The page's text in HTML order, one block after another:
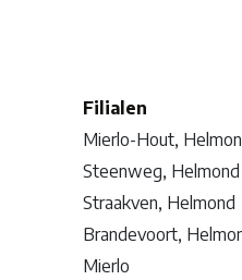
Filialen
Mierlo-Hout,
Steenweg, Helmond
Straakven, Helmond
Brandevoort,
Mierlo